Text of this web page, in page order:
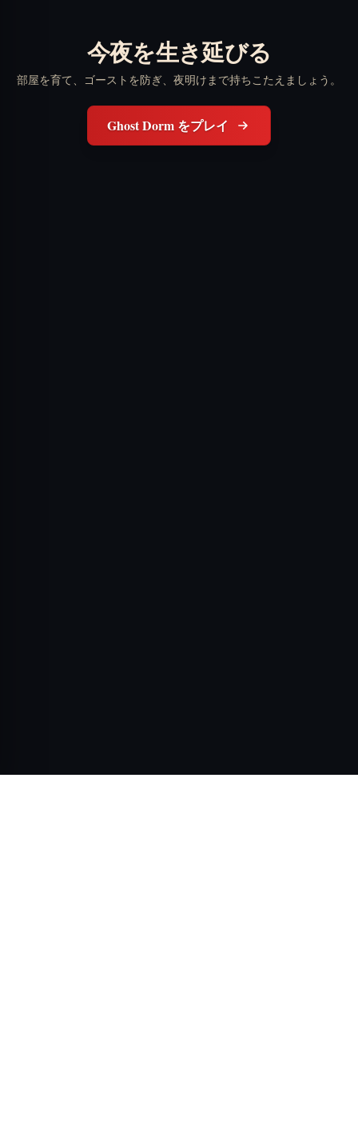
今夜を生き延びる
部屋を育て、ゴーストを防ぎ、夜明けまで持ちこたえましょう。
Ghost Dorm をプレイ